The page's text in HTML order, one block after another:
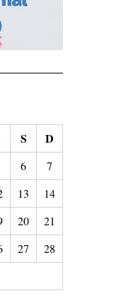
S D
6
7
13
14
20
21
27
28